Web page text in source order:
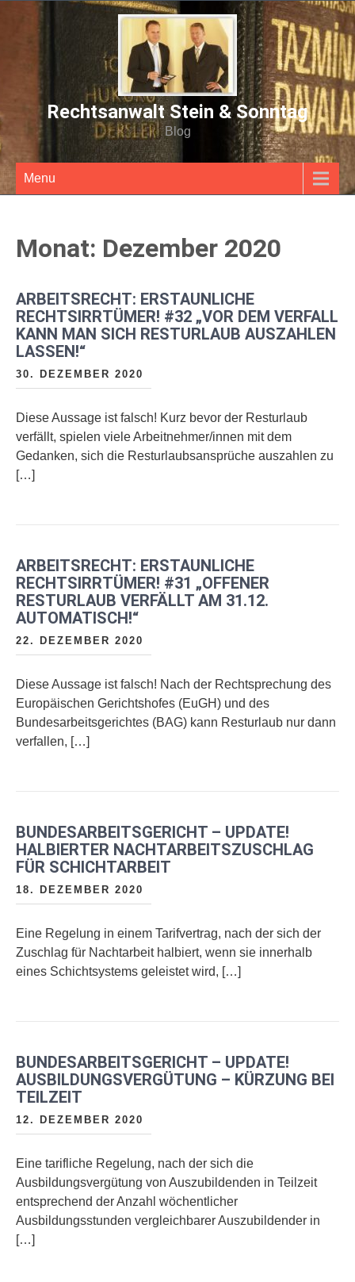
Rechtsanwalt Stein & Sonntag
Blog
Menu
Monat: Dezember 2020
ARBEITSRECHT: ERSTAUNLICHE
RECHTSIRRTÜMER! #32 „VOR DEM VERFALL
KANN MAN SICH RESTURLAUB AUSZAHLEN
LASSEN!“
30. DEZEMBER 2020
Diese Aussage ist falsch! Kurz bevor der Resturlaub
verfällt, spielen viele Arbeitnehmer/innen mit dem
Gedanken, sich die Resturlaubsansprüche auszahlen zu
[…]
ARBEITSRECHT: ERSTAUNLICHE
RECHTSIRRTÜMER! #31 „OFFENER
RESTURLAUB VERFÄLLT AM 31.12.
AUTOMATISCH!“
22. DEZEMBER 2020
Diese Aussage ist falsch! Nach der Rechtsprechung des
Europäischen Gerichtshofes (EuGH) und des
Bundesarbeitsgerichtes (BAG) kann Resturlaub nur dann
verfallen, […]
BUNDESARBEITSGERICHT – UPDATE!
HALBIERTER NACHTARBEITSZUSCHLAG
FÜR SCHICHTARBEIT
18. DEZEMBER 2020
Eine Regelung in einem Tarifvertrag, nach der sich der
Zuschlag für Nachtarbeit halbiert, wenn sie innerhalb
eines Schichtsystems geleistet wird, […]
BUNDESARBEITSGERICHT – UPDATE!
AUSBILDUNGSVERGÜTUNG – KÜRZUNG BEI
TEILZEIT
12. DEZEMBER 2020
Eine tarifliche Regelung, nach der sich die
Ausbildungsvergütung von Auszubildenden in Teilzeit
entsprechend der Anzahl wöchentlicher
Ausbildungsstunden vergleichbarer Auszubildender in
[…]